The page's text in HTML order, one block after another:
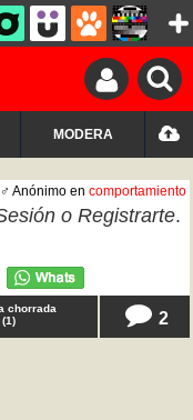
MODERA
♂ Anónimo en comportamiento
o Registrarte.
chorrada
(1) 2